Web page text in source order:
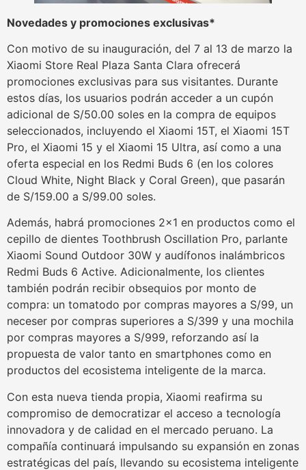
Novedades y promociones exclusivas*
Con motivo de su inauguración, del 7 al 13 de marzo la
Xiaomi Store Real Plaza Santa Clara ofrecerá
promociones exclusivas para sus visitantes. Durante
estos días, los usuarios podrán acceder a un cupón
adicional de S/50.00 soles en la compra de equipos
seleccionados, incluyendo el Xiaomi 15T, el Xiaomi 15T
Pro, el Xiaomi 15 y el Xiaomi 15 Ultra, así como a una
oferta especial en los Redmi Buds 6 (en los colores
Cloud White, Night Black y Coral Green), que pasarán
de S/159.00 a S/99.00 soles.
Además, habrá promociones 2×1 en productos como el
cepillo de dientes Toothbrush Oscillation Pro, parlante
Xiaomi Sound Outdoor 30W y audífonos inalámbricos
Redmi Buds 6 Active. Adicionalmente, los clientes
también podrán recibir obsequios por monto de
compra: un tomatodo por compras mayores a S/99, un
neceser por compras superiores a S/399 y una mochila
por compras mayores a S/999, reforzando así la
propuesta de valor tanto en smartphones como en
productos del ecosistema inteligente de la marca.
Con esta nueva tienda propia, Xiaomi reafirma su
compromiso de democratizar el acceso a tecnología
innovadora y de calidad en el mercado peruano. La
compañía continuará impulsando su expansión en zonas
estratégicas del país, llevando su ecosistema inteligente